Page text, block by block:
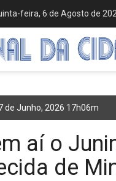
feira, 6 de Agosto de
de Junho, 2026 17h06m
aí o
de